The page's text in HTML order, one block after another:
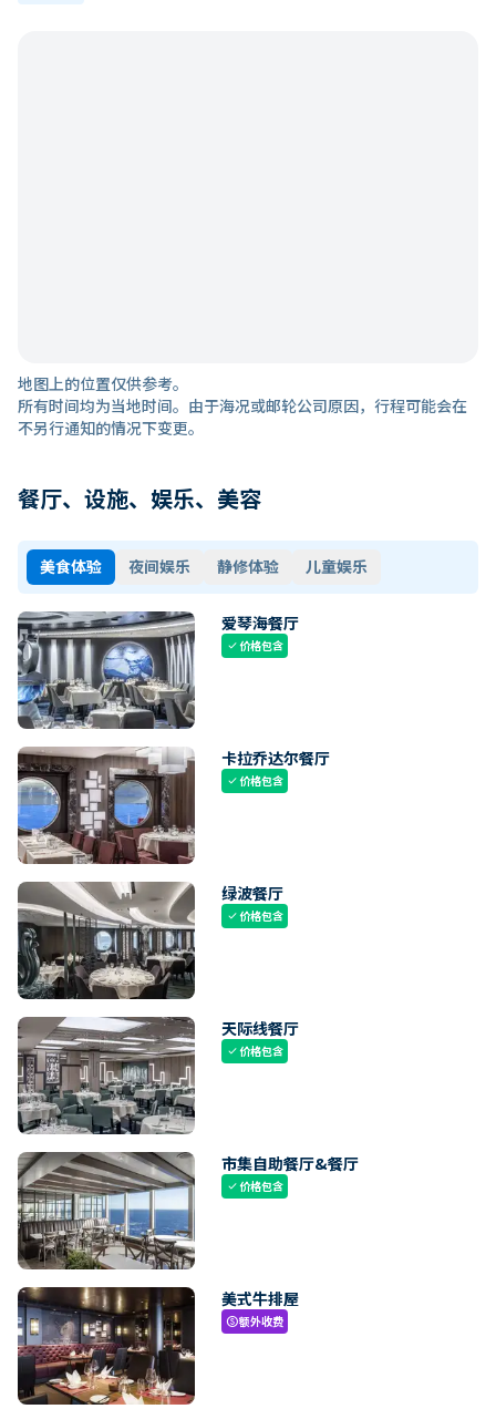
地图上的位置仅供参考。
所有时间均为当地时间。由于海况或邮轮公司原因，行程可能会在
不另行通知的情况下变更。
餐厅、设施、娱乐、美容
美食体验 夜间娱乐 静修体验 儿童娱乐
爱琴海餐厅
check价格包含
卡拉乔达尔餐厅
check价格包含
绿波餐厅
check价格包含
天际线餐厅
check价格包含
市集自助餐厅&餐厅
check价格包含
美式牛排屋
paid额外收费